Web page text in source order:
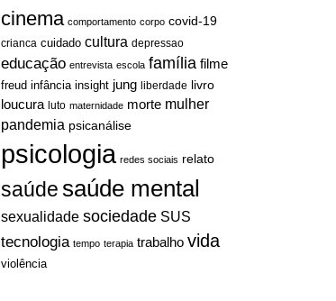
cinema comportamento corpo covid-19
crianca cuidado cultura depressao
educação entrevista escola família filme
freud infância insight jung liberdade livro
loucura luto maternidade morte mulher
pandemia psicanálise
psicologia redes sociais relato
saúdesaúde mental
sexualidade sociedade SUS
tecnologia tempo terapia trabalho vida
violência